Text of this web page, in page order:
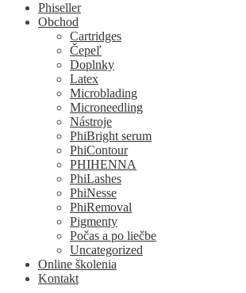
Phiseller
Obchod
Cartridges
Čepeľ
Doplnky
Latex
Microblading
Microneedling
Nástroje
PhiBright serum
PhiContour
PHIHENNA
PhiLashes
PhiNesse
PhiRemoval
Pigmenty
Počas a po liečbe
Uncategorized
Online školenia
Kontakt